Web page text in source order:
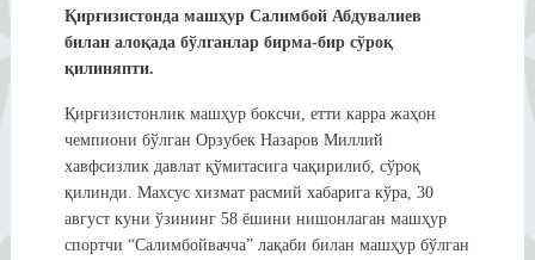
Қирғизистонда машҳур Салимбой Абдувалиев
билан алоқада бўлганлар бирма-бир сўроқ
қилиняпти.
Қирғизистонлик машҳур боксчи, етти карра жаҳон
чемпиони бўлган Орзубек Назаров Миллий
хавфсизлик давлат қўмитасига чақирилиб, сўроқ
қилинди. Махсус хизмат расмий хабарига кўра, 30
август куни ўзининг 58 ёшини нишонлаган машҳур
спортчи “Салимбойвачча” лақаби билан машҳур бўлган